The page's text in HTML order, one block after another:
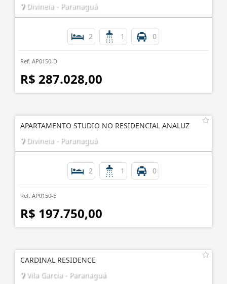
Divineia - Paranaguá
2 1 0
Ref. AP0150-D
R$ 287.028,00
APARTAMENTO STUDIO NO RESIDENCIAL ANALUZ
Divineia - Paranaguá
2 1 0
Ref. AP0150-E
R$ 197.750,00
CARDINAL RESIDENCE
Vila Garcia - Paranaguá